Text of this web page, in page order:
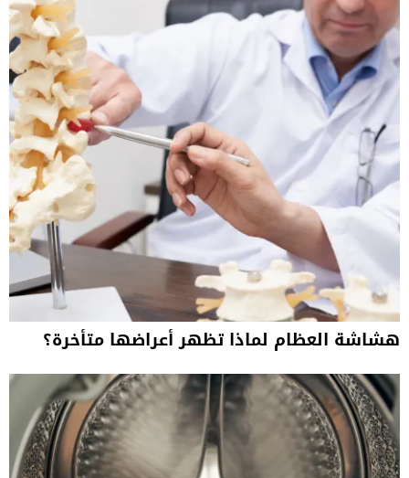
هشاشة العظام لماذا تظهر أعراضها متأخرة؟